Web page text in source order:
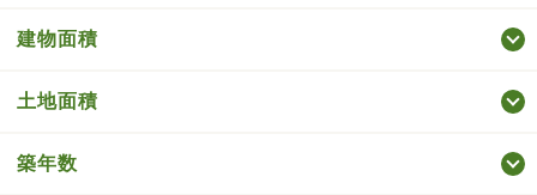
建物面積
土地面積
築年数